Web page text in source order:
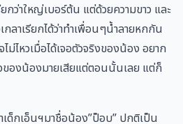
กว่าใหญ่เบอร์ต้น แต่ด้วยความขาว และ
ลาเรียกได้ว่าทำเพื่อนๆน้ำลายหกกัน
ม่ไหวเมื่อได้เจอตัวจริงของน้อง อยาก
ของน้องมายเสียแต่ตอนนั้นเลย แต่ก็
ด็กเอ็นฯมาชื่อน้อง”ป็อบ” ปกติเป็น